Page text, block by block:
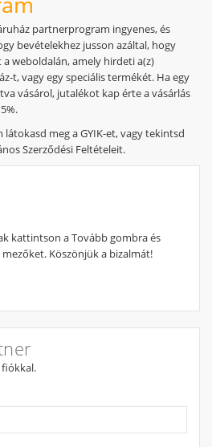
partnerprogram ingyenes, és
bevételekhez jusson azáltal, hogy
weboldalán, amely hirdeti a(z)
t, vagy egy speciális termékét. Ha egy
vásárol, jutalékot kap érte a vásárlás
meg a GYIK-et, vagy tekintsd
Szerződési Feltételeit.
kattintson a Tovább gombra és
Köszönjük a bizalmát!